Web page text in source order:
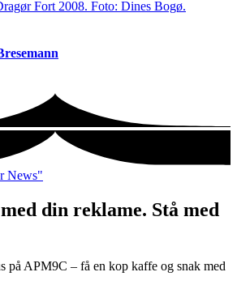
News"
din reklame. Stå med
på APM9C – få en kop kaffe og snak med